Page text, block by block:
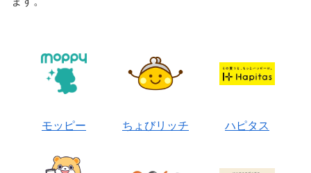
モッピー ちょびリッチ ハピタス